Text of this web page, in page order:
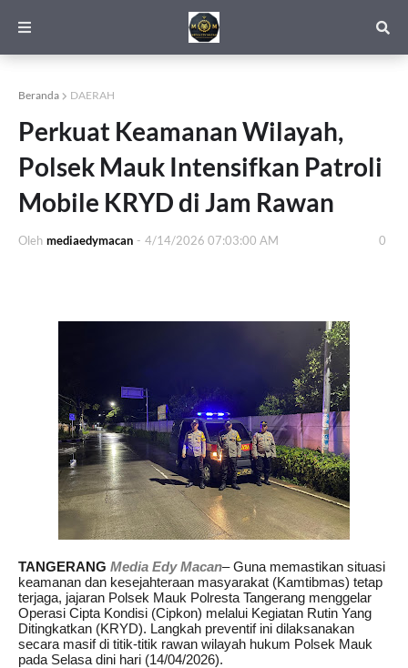
Beranda DAERAH
Perkuat Keamanan Wilayah,
Polsek Mauk Intensifkan Patroli
Mobile KRYD di Jam Rawan
Oleh mediaedymacan - 4/14/2026 07:03:00 AM 0
TANGERANG Media Edy Macan– Guna memastikan situasi
keamanan dan kesejahteraan masyarakat (Kamtibmas) tetap
terjaga, jajaran Polsek Mauk Polresta Tangerang menggelar
Operasi Cipta Kondisi (Cipkon) melalui Kegiatan Rutin Yang
Ditingkatkan (KRYD). Langkah preventif ini dilaksanakan
secara masif di titik-titik rawan wilayah hukum Polsek Mauk
pada Selasa dini hari (14/04/2026).